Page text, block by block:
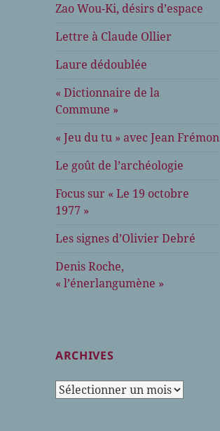
Zao Wou-Ki, désirs d’espace
Lettre à Claude Ollier
Laure dédoublée
« Dictionnaire de la
Commune »
« Jeu du tu » avec Jean Frémon
Le goût de l’archéologie
Focus sur « Le 19 octobre
1977 »
Les signes d’Olivier Debré
Denis Roche,
« l’énerlangumène »
ARCHIVES
Archives